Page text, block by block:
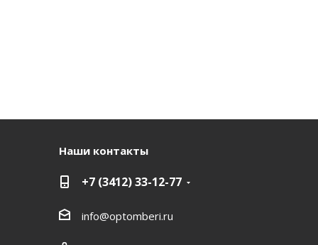
Наши контакты
+7 (3412) 33-12-77
info@optomberi.ru